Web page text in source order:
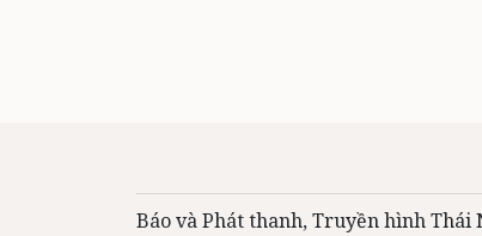
Báo và Phát thanh, Truyền hình Thái